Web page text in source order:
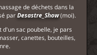
de déchets dans la
parDesastre_Show(moi).
d'un sac poubelle, je pars
canettes, bouteilles,